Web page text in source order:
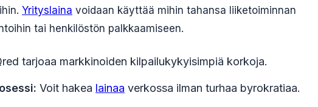
Yrityslaina voidaan käyttää mihin tahansa liiketoiminnan
tai henkilöstön palkkaamiseen.
tarjoaa markkinoiden kilpailukykyisimpiä korkoja.
Voit hakea lainaa verkossa ilman turhaa byrokratiaa.